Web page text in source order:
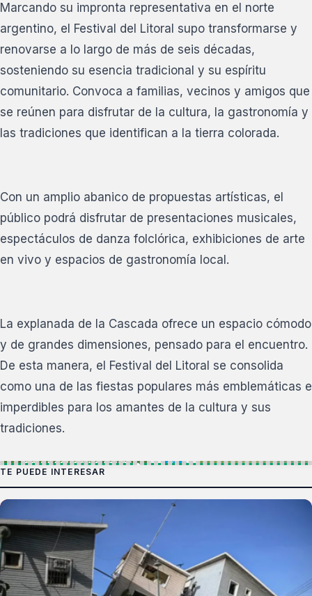
Marcando su impronta representativa en el norte
argentino, el Festival del Litoral supo transformarse y
renovarse a lo largo de más de seis décadas,
sosteniendo su esencia tradicional y su espíritu
comunitario. Convoca a familias, vecinos y amigos que
se reúnen para disfrutar de la cultura, la gastronomía y
las tradiciones que identifican a la tierra colorada.
Con un amplio abanico de propuestas artísticas, el
público podrá disfrutar de presentaciones musicales,
espectáculos de danza folclórica, exhibiciones de arte
en vivo y espacios de gastronomía local.
La explanada de la Cascada ofrece un espacio cómodo
y de grandes dimensiones, pensado para el encuentro.
De esta manera, el Festival del Litoral se consolida
como una de las fiestas populares más emblemáticas e
imperdibles para los amantes de la cultura y sus
tradiciones.
TE PUEDE INTERESAR